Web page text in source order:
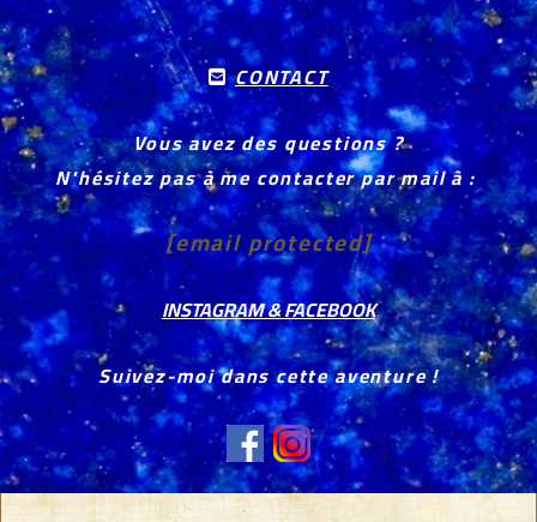
 CONTACT
Vous avez des questions ?
N'hésitez pas à me contacter par mail à :
[email protected]
INSTAGRAM & FACEBOOK
Suivez-moi dans cette aventure !